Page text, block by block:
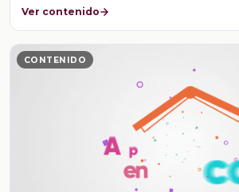
Ver contenido
CONTENIDO